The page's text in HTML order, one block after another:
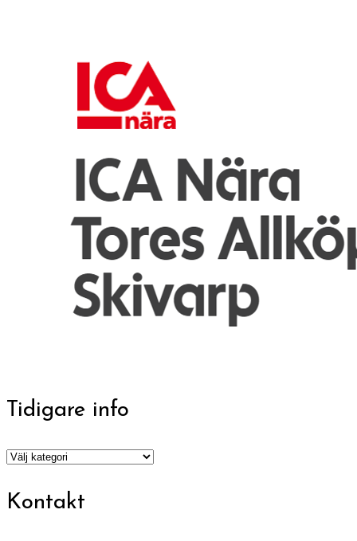
Tidigare info
Tidigare
Kontakt